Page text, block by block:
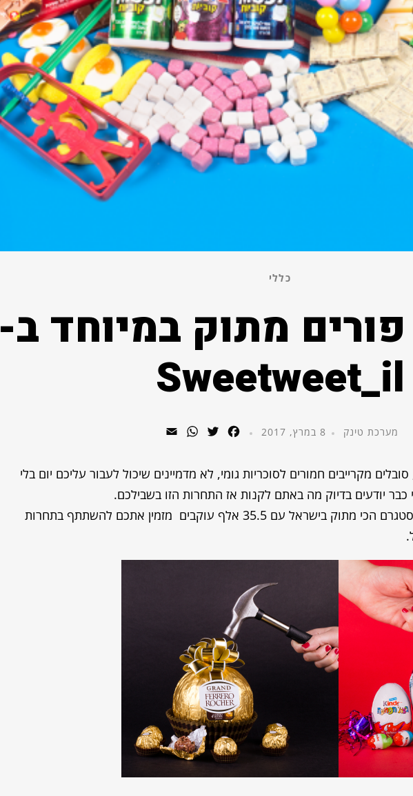
כללי
מתוק במיוחד ב-
Sweetweet_il
מערכת טינק 8 במרץ, 2017 Facebook
Twitter
WhatsApp
מקרייבים חמורים לסוכריות גומי, לא מדמיינים שיכול לעבור עליכם יום בלי
יודעים בדיוק מה באתם לקנות אז התחרות הזו בשבילכם.
עמוד האינסטגרם הכי מתוק בישראל עם 35.5 אלף עוקבים מזמין אתכם להשתתף בתחרות